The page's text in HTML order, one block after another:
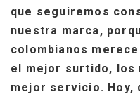
que seguiremos
nuestra marca,
colombianos
el mejor surtido, los
mejor servicio. Hoy,